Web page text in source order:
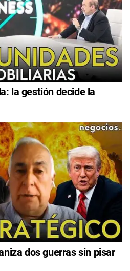
la gestión decide la
dos guerras sin pisar